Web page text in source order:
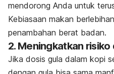
mendorong Anda untuk
Kebiasaan makan
penambahan berat badan.
2. Meningkatkan
Jika dosis gula dalam kopi